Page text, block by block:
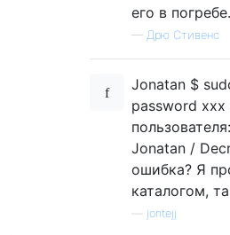
его в погребе.
— Дрю Стивенс
Jonatan $
password
Jonatan /
ошибка? Я
каталогом,
jontejj